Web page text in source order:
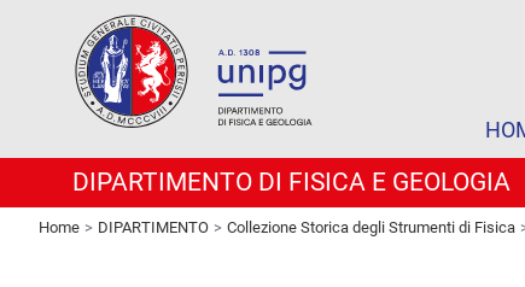
DIPARTIMENTO DI FISICA E GEOLOGIA
Home DIPARTIMENTO Collezione Storica degli Strumenti di Fisica